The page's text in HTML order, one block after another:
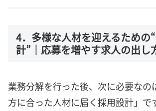
4．多様な人材を迎えるための
計”｜応募を増やす求人の出し
業務分解を行った後、次に必要なの
方に合った人材に届く採用設計」で